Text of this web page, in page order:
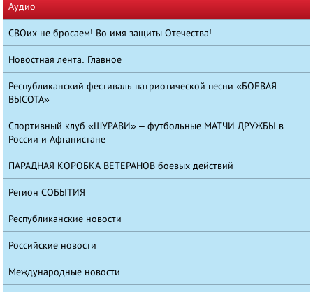
Аудио
СВОих не бросаем! Во имя защиты Отечества!
Новостная лента. Главное
Республиканский фестиваль патриотической песни «БОЕВАЯ
ВЫСОТА»
Спортивный клуб «ШУРАВИ» – футбольные МАТЧИ ДРУЖБЫ в
России и Афганистане
ПАРАДНАЯ КОРОБКА ВЕТЕРАНОВ боевых действий
Регион СОБЫТИЯ
Республиканские новости
Российские новости
Международные новости